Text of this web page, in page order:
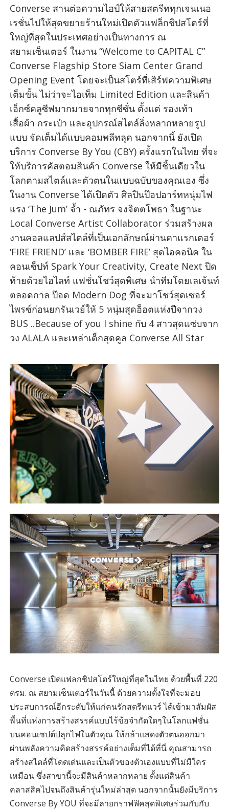
Converse สานต่อความไฮป์ให้สายสตรีททุกเจนเนอ
เรชั่นไปให้สุดขยายร้านใหม่เปิดตัวแฟล็กชิปสโตร์ที่
ใหญ่ที่สุดในประเทศอย่างเป็นทางการ ณ
สยามเซ็นเตอร์ ในงาน “Welcome to CAPITAL C”
Converse Flagship Store Siam Center Grand
Opening Event โดยจะเป็นสโตร์ที่เสิร์ฟความพิเศษ
เต็มขั้น ไม่ว่าจะไอเท็ม Limited Edition และสินค้า
เอ็กซ์คลูซีฟมากมายจากทุกซีซั่น ตั้งแต่ รองเท้า
เสื้อผ้า กระเป๋า และอุปกรณ์สไตล์ลิ่งหลากหลายรูป
แบบ จัดเต็มได้แบบคอมพลีทลุค นอกจากนี้ ยังเปิด
บริการ Converse By You (CBY) ครั้งแรกในไทย ที่จะ
ให้บริการคัสตอมสินค้า Converse ให้มีชิ้นเดียวใน
โลกตามสไตล์และตัวตนในแบบฉบับของคุณเอง ซึ่ง
ในงาน Converse ได้เปิดตัว ศิลปินป๊อปอาร์ทหนุ่มไฟ
แรง ‘The Jum’ จ้ำ - ณภัทร จงจิตตโพธา ในฐานะ
Local Converse Artist Collaborator ร่วมสร้างผล
งานคอลแลปส์สไตล์ที่เป็นเอกลักษณ์ผ่านคาแรกเตอร์
‘FIRE FRIEND’ และ ‘BOMBER FIRE’ สุดไอคอนิค ใน
คอนเซ็ปท์ Spark Your Creativity, Create Next ปิด
ท้ายด้วยไฮไลท์ แฟชั่นโชว์สุดพิเศษ นำทีมโดยเลเจ้นท์
ตลอดกาล ป๊อด Modern Dog ที่จะมาโชว์สุดเซอร์
ไพรซ์ก่อนยกรันเวย์ให้ 5 หนุ่มสุดฮ็อตแห่งปีจากวง
BUS ..Because of you I shine กับ 4 สาวสุดแซ่บจาก
วง ALALA และเหล่าเด็กสุดคูล Converse All Star
Converse เปิดแฟลกชิปสโตร์ใหญ่ที่สุดในไทย ด้วยพื้นที่ 220
ตรม. ณ สยามเซ็นเตอร์ในวันนี้ ด้วยความตั้งใจที่จะมอบ
ประสบการณ์อีกระดับให้แก่คนรักสตรีทแวร์ ได้เข้ามาสัมผัส
พื้นที่แห่งการสร้างสรรค์แบบไร้ข้อจำกัดใดๆในโลกแฟชั่น
บนคอนเซปต์ปลุกไฟในตัวคุณ ให้กล้าแสดงตัวตนออกมา
ผ่านพลังความคิดสร้างสรรค์อย่างเต็มที่ได้ที่นี่ คุณสามารถ
สร้างสไตล์ที่โดดเด่นและเป็นตัวของตัวเองแบบที่ไม่มีใคร
เหมือน ซึ่งสาขานี้จะมีสินค้าหลากหลาย ตั้งแต่สินค้า
คลาสสิคไปจนถึงสินค้ารุ่นใหม่ล่าสุด นอกจากนั้นยังมีบริการ
Converse By YOU ที่จะมีลายกราฟฟิคสุดพิเศษร่วมกับกับ